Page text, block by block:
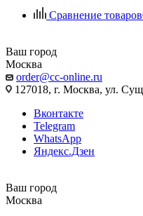
Сравнение товаров
Ваш город
Москва
order@cc-online.ru
127018, г. Москва, ул.
Вконтакте
Telegram
WhatsApp
Яндекс.Дзен
Ваш город
Москва